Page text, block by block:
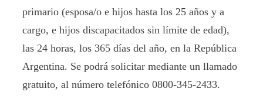
primario (esposa/o e hijos hasta los 25 años y a
cargo, e hijos discapacitados sin límite de edad),
las 24 horas, los 365 días del año, en la República
Argentina. Se podrá solicitar mediante un llamado
gratuito, al número telefónico 0800-345-2433.